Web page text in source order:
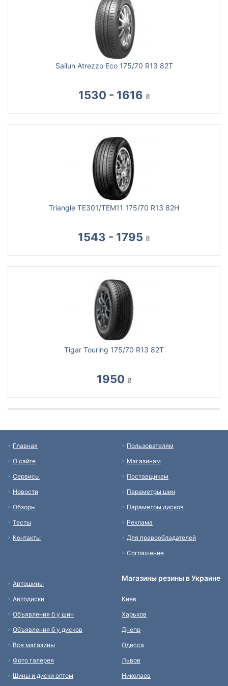
Sailun Atrezzo Eco 175/70 R13 82T
1530 - 1616 ₴
Triangle TE301/TEM11 175/70 R13 82H
1543 - 1795 ₴
Tigar Touring 175/70 R13 82T
1950 ₴
Главная
О сайте
Сервисы
Новости
Обзоры
Тесты
Контакты
Пользователям
Магазинам
Поставщикам
Параметры шин
Параметры дисков
Реклама
Для правообладателей
Соглашение
Автошины
Автодиски
Объявления б у шин
Объявления б у дисков
Все магазины
Фото галерея
Шины и диски оптом
Магазины резины в Украине
Киев
Харьков
Днепр
Одесса
Львов
Николаев